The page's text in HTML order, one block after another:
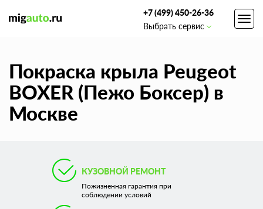
+7 (499) 450-26-36
Выбрать сервис
Покраска крыла Peugeot
BOXER (Пежо Боксер) в
Москве
КУЗОВНОЙ РЕМОНТ
Пожизненная гарантия при
соблюдении условий